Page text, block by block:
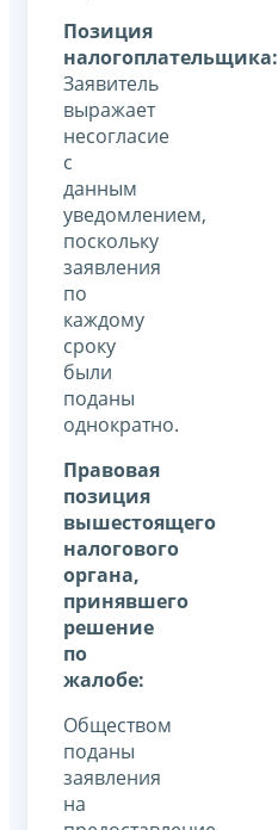
Позиция
налогоплательщика:
Заявитель
выражает
несогласие
с
данным
уведомлением,
поскольку
заявления
по
каждому
сроку
были
поданы
однократно.
Правовая
позиция
вышестоящего
налогового
органа,
принявшего
решение
по
жалобе:
Обществом
поданы
заявления
на